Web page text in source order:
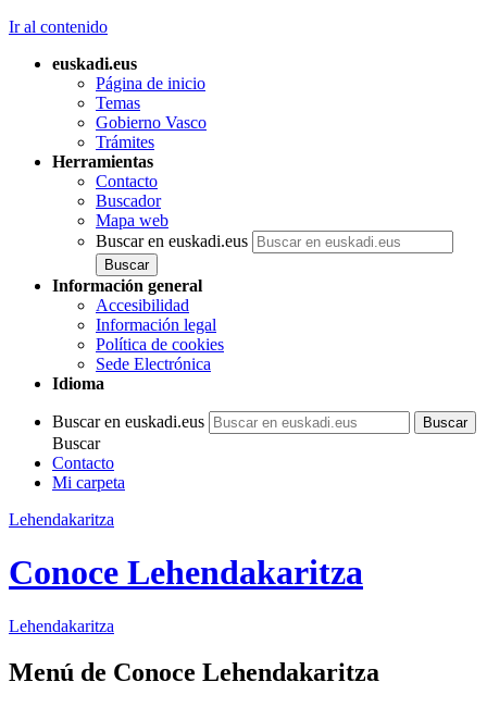
Ir al contenido
euskadi.eus
Página de inicio
Temas
Gobierno Vasco
Trámites
Herramientas
Contacto
Buscador
Mapa web
Buscar en euskadi.eus
Información general
Accesibilidad
Información legal
Política de cookies
Sede Electrónica
Idioma
Buscar en euskadi.eus
Buscar
Contacto
Mi carpeta
Lehendakaritza
Conoce Lehendakaritza
Lehendakaritza
Menú de Conoce Lehendakaritza